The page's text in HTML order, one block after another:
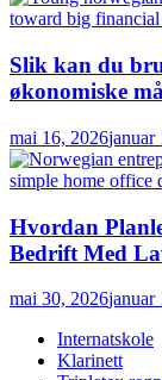
Slik kan du
økonomiske
mai 16, 2026januar
Hvordan
Bedrift Med
mai 30, 2026januar
Internatskole
Klarinett